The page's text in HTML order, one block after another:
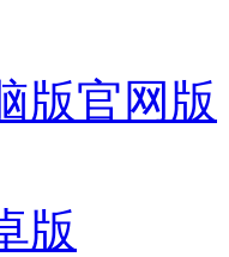
版官网版
版